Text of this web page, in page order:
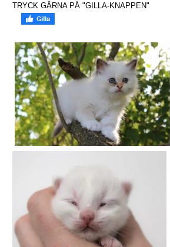
TRYCK GÄRNA PÅ "GILLA-KNAPPEN"